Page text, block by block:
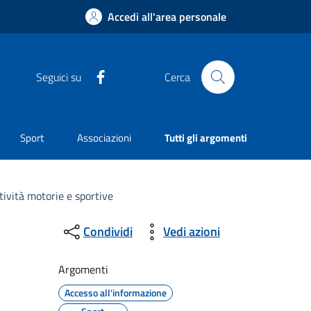
Accedi all'area personale
Seguici su Cerca
Sport Associazioni Tutti gli argomenti
motorie e sportive
Condividi Vedi azioni
Argomenti
Accesso all'informazione